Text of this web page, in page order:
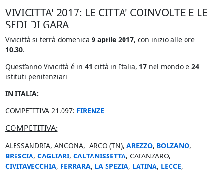
VIVICITTA' 2017: LE CITTA' COINVOLTE E LE
SEDI DI GARA
Vivicittà si terrà domenica 9 aprile 2017, con inizio alle ore
10.30.
Quest’anno Vivicittà é in 41 città in Italia, 17nel mondo e 24
istituti penitenziari
IN ITALIA:
COMPETITIVA 21.097: FIRENZE
COMPETITIVA:
ALESSANDRIA, ANCONA, ARCO (TN), AREZZO, BOLZANO,
BRESCIA, CAGLIARI, CALTANISSETTA, CATANZARO,
CIVITAVECCHIA, FERRARA, LA SPEZIA, LATINA, LECCE,